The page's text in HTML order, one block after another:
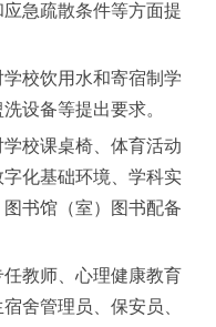
急疏散条件等方面提
校饮用水和寄宿制学
设备等提出要求。
校课桌椅、体育活动
化基础环境、学科实
书馆（室）图书配备
教师、心理健康教育
舍管理员、保安员、